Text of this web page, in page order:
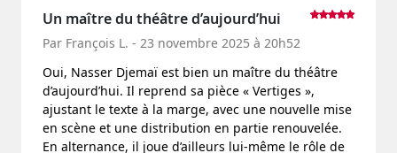
Un maître du théâtre d’aujourd’hui
Par François L. - 23 novembre 2025 à 20h52
Oui, Nasser Djemaï est bien un maître du théâtre
d’aujourd’hui. Il reprend sa pièce « Vertiges »,
ajustant le texte à la marge, avec une nouvelle mise
en scène et une distribution en partie renouvelée.
En alternance, il joue d’ailleurs lui-même le rôle de